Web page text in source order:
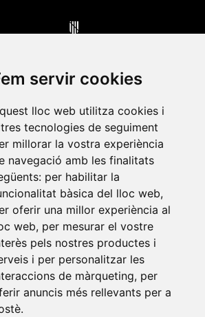
servir cookies
lloc web utilitza cookies i
tecnologies de seguiment
millorar la vostra experiència
navegació amb les finalitats
per habilitar la
bàsica del lloc web,
oferir una millor experiència al
web, per mesurar el vostre
pels nostres productes i
i per personalitzar les
de màrqueting, per
anuncis més rellevants per a
.
CEU • Universitat d'Alacant
•
Universitat Autònoma de
de Barcelona•
Universitat
Universitat de Girona
•
les Illes Balears
Universitat
Universitat Jaume I
•
Universitat Miguel Hernández
Oberta de Catalunya•
Universitat Politècnica de
Politècnica de València